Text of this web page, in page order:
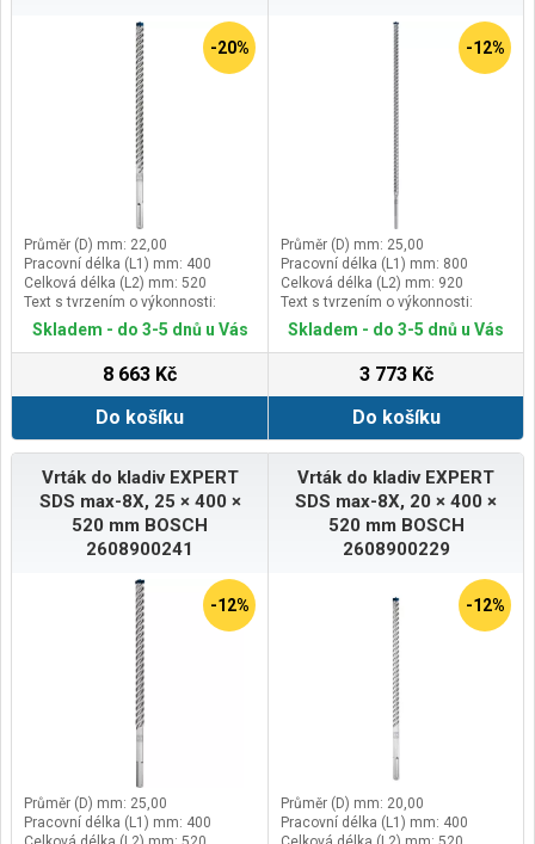
-20%
Průměr (D) mm: 22,00
Pracovní délka (L1) mm: 400
Celková délka (L2) mm: 520
Text s tvrzením o výkonnosti:
Vydrží až 3× déle než vrták Bosch
SDS max-4
Skladem - do 3-5 dnů u Vás
8 663 Kč
Do košíku
-12%
Průměr (D) mm: 25,00
Pracovní délka (L1) mm: 800
Celková délka (L2) mm: 920
Text s tvrzením o výkonnosti:
Vydrží až 3× déle než vrták Bosch
SDS max-4
Skladem - do 3-5 dnů u Vás
3 773 Kč
Do košíku
Vrták do kladiv EXPERT
SDS max-8X, 25 × 400 ×
520 mm BOSCH
2608900241
-12%
Průměr (D) mm: 25,00
Pracovní délka (L1) mm: 400
Vrták do kladiv EXPERT
SDS max-8X, 20 × 400 ×
520 mm BOSCH
2608900229
-12%
Průměr (D) mm: 20,00
Pracovní délka (L1) mm: 400